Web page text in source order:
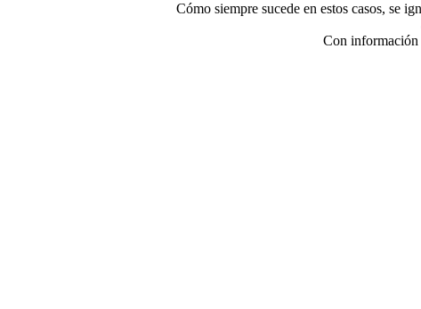
Cómo siempre sucede en estos casos, se
Con información